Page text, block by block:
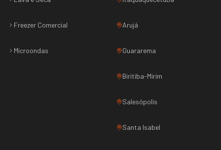
Freezer Comercial
Microondas
Arujá
Guararema
Biritiba-Mirim
Salesópolis
Santa Isabel